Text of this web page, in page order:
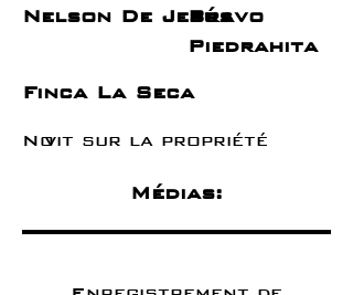
Nelson De Jesús
Bravo
Piedrahita
Finca La Seca
Novit sur la propriété
Médias: